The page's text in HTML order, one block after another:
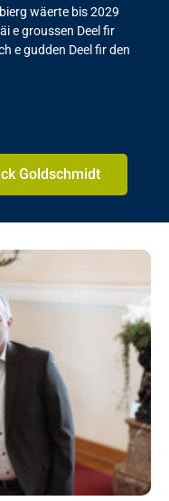
wäerte bis 2029
e groussen Deel fir
e gudden Deel fir den
Goldschmidt